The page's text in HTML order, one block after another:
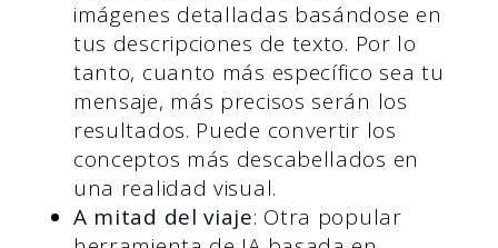
imágenes detalladas basándose en
tus descripciones de texto. Por lo
tanto, cuanto más específico sea tu
mensaje, más precisos serán los
resultados. Puede convertir los
conceptos más descabellados en
una realidad visual.
A mitad del viaje: Otra popular